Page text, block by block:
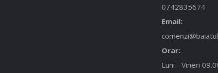
0742835674
Email:
Orar:
Luni - Vineri